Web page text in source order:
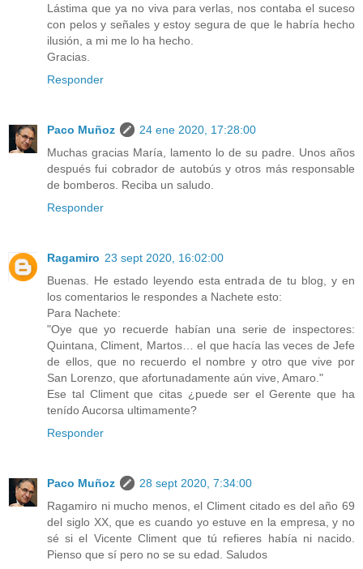
Lástima que ya no viva para verlas, nos contaba el suceso
con pelos y señales y estoy segura de que le habría hecho
ilusión, a mi me lo ha hecho.
Gracias.
Responder
Paco Muñoz
24 ene 2020, 17:28:00
Muchas gracias María, lamento lo de su padre. Unos años
después fui cobrador de autobús y otros más responsable
de bomberos. Reciba un saludo.
Responder
Ragamiro 23 sept 2020, 16:02:00
Buenas. He estado leyendo esta entrada de tu blog, y en
los comentarios le respondes a Nachete esto:
Para Nachete:
"Oye que yo recuerde habían una serie de inspectores:
Quintana, Climent, Martos… el que hacía las veces de Jefe
de ellos, que no recuerdo el nombre y otro que vive por
San Lorenzo, que afortunadamente aún vive, Amaro."
Ese tal Climent que citas ¿puede ser el Gerente que ha
tenído Aucorsa ultimamente?
Responder
Paco Muñoz
28 sept 2020, 7:34:00
Ragamiro ni mucho menos, el Climent citado es del año 69
del siglo XX, que es cuando yo estuve en la empresa, y no
sé si el Vicente Climent que tú refieres había ni nacido.
Pienso que sí pero no se su edad. Saludos